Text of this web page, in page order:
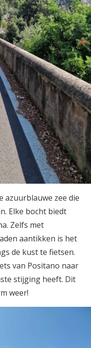
azuurblauwe zee die
Elke bocht biedt
Zelfs met
aantikken is het
de kust te fietsen.
van Positano naar
stijging heeft. Dit
weer!